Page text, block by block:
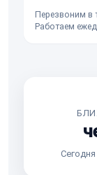
Перезвоним в
Работаем